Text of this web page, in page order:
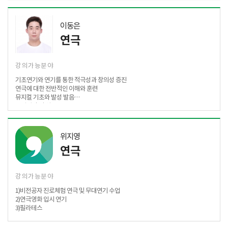
이동은
연극
강의가능분야
기초연기와 연기를 통한 적극성과 창의성 증진
연극에 대한 전반적인 이해와 훈련
뮤지컬 기초와 발성 발음
공연제작 및 실습
위지영
연극
강의가능분야
1)비전공자 진로체험 연극 및 무대연기 수업
2)연극영화 입시 연기
3)필라테스